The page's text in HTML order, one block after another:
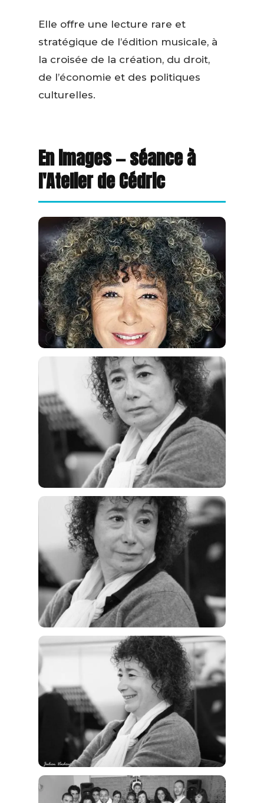
Elle offre une lecture rare et
stratégique de l’édition musicale, à
la croisée de la création, du droit,
de l’économie et des politiques
culturelles.
En images — séance à
l'Atelier de Cédric